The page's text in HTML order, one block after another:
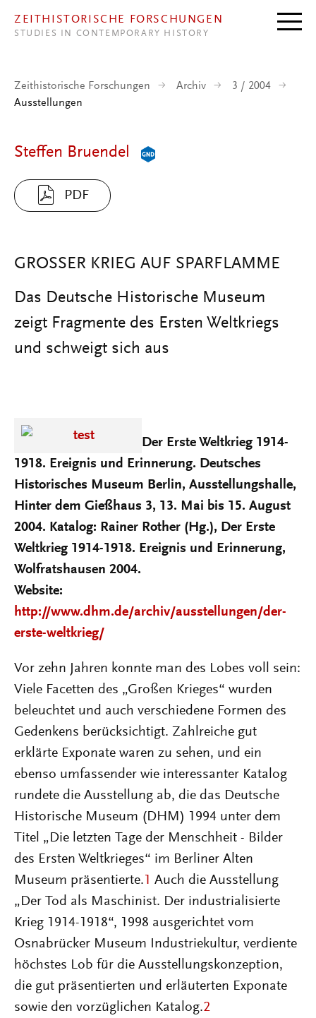
ZEITHISTORISCHE FORSCHUNGEN
STUDIES IN CONTEMPORARY HISTORY
Zeithistorische Forschungen Archiv
3 / 2004
Ausstellungen
Steffen Bruendel
PDF
GROSSER KRIEG AUF SPARFLAMME
Das Deutsche Historische Museum
zeigt Fragmente des Ersten Weltkriegs
und schweigt sich aus
Der Erste Weltkrieg 1914-
1918. Ereignis und Erinnerung. Deutsches
Historisches Museum Berlin, Ausstellungshalle,
Hinter dem Gießhaus 3, 13. Mai bis 15. August
2004. Katalog: Rainer Rother (Hg.), Der Erste
Weltkrieg 1914-1918. Ereignis und Erinnerung,
Wolfratshausen 2004.
Website:
http://www.dhm.de/archiv/ausstellungen/der-
erste-weltkrieg/
Vor zehn Jahren konnte man des Lobes voll sein:
Viele Facetten des „Großen Krieges“ wurden
beleuchtet und auch verschiedene Formen des
Gedenkens berücksichtigt. Zahlreiche gut
erklärte Exponate waren zu sehen, und ein
ebenso umfassender wie interessanter Katalog
rundete die Ausstellung ab, die das Deutsche
Historische Museum (DHM) 1994 unter dem
Titel „Die letzten Tage der Menschheit - Bilder
des Ersten Weltkrieges“ im Berliner Alten
Museum präsentierte. 1 Auch die Ausstellung
„Der Tod als Maschinist. Der industrialisierte
Krieg 1914-1918“, 1998 ausgerichtet vom
Osnabrücker Museum Industriekultur, verdiente
höchstes Lob für die Ausstellungskonzeption,
die gut präsentierten und erläuterten Exponate
sowie den vorzüglichen Katalog.2